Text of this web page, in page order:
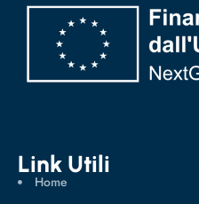
Link Utili
Home